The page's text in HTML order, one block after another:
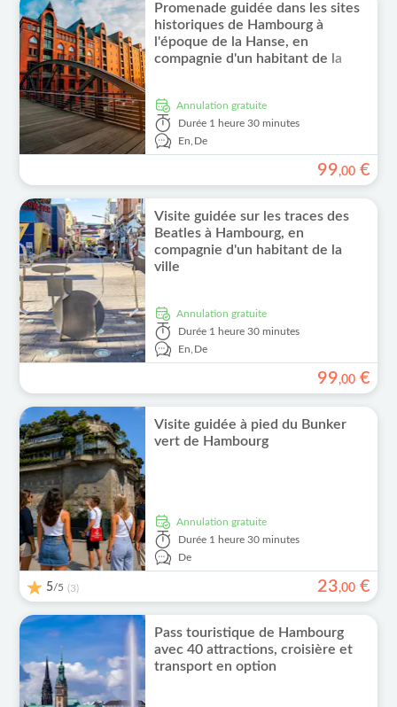
Promenade guidée dans les sites
historiques de Hambourg à
l'époque de la Hanse, en
compagnie d'un habitant de la
Annulation gratuite
Durée 1 heure 30 minutes
En,De
99,00 €
Visite guidée sur les traces des
Beatles à Hambourg, en
compagnie d'un habitant de la
ville
Annulation gratuite
Durée 1 heure 30 minutes
En,De
99,00 €
Visite guidée à pied du Bunker
vert de Hambourg
Annulation gratuite
Durée 1 heure 30 minutes
De
5/5 (3) 23,00 €
Pass touristique de Hambourg
avec 40 attractions, croisière et
transport en option